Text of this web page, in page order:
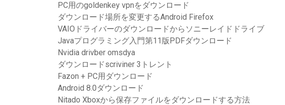
PC用のgoldenkey vpnをダウンロード
ダウンロード場所を変更するAndroid Firefox
VAIOドライバーのダウンロードからソニーレイドドライブ
Javaプログラミング入門第11版PDFダウンロード
Nvidia drivber omsdya
ダウンロードscriviner 3トレント
Fazon + PC用ダウンロード
Android 8.0ダウンロード
Nitado Xboxから保存ファイルをダウンロードする方法